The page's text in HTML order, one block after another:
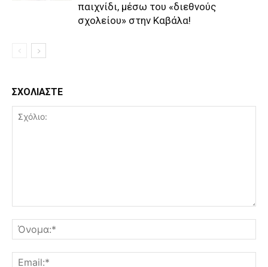
παιχνίδι, μέσω του «διεθνούς
σχολείου» στην Καβάλα!
ΣΧΟΛΙΑΣΤΕ